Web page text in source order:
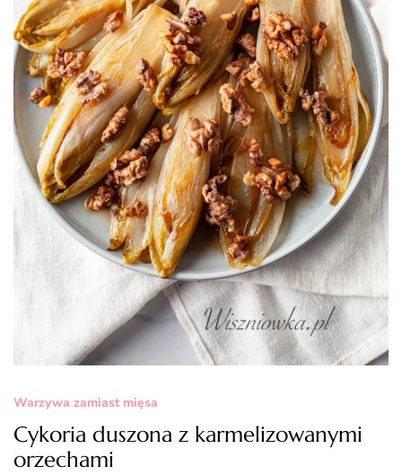
Warzywa zamiast mięsa
Cykoria duszona z karmelizowanymi
orzechami